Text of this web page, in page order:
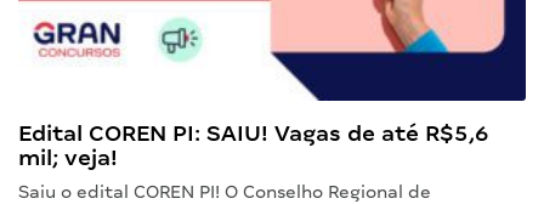
Edital COREN PI: SAIU! Vagas de até R$5,6
mil; veja!
Saiu o edital COREN PI! O Conselho Regional de